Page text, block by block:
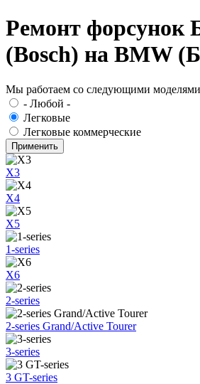
Ремонт форсунок
(Bosch) на BMW
Мы работаем со следующими
- Любой -
Легковые
Легковые коммерческие
X3
X4
X5
1-series
X6
2-series
2-series Grand/Active Tourer
3-series
3 GT-series